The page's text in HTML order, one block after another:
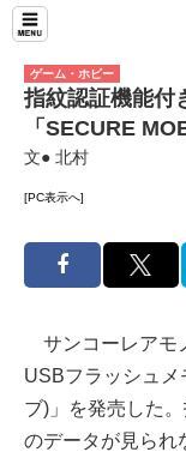
ゲーム・ホビー
指紋認証機能付
「SECURE
文● 北村
[PC表示へ]
サンコーレアモ
USBフラッシュ
ブ)」を発売した
のデータが見られ